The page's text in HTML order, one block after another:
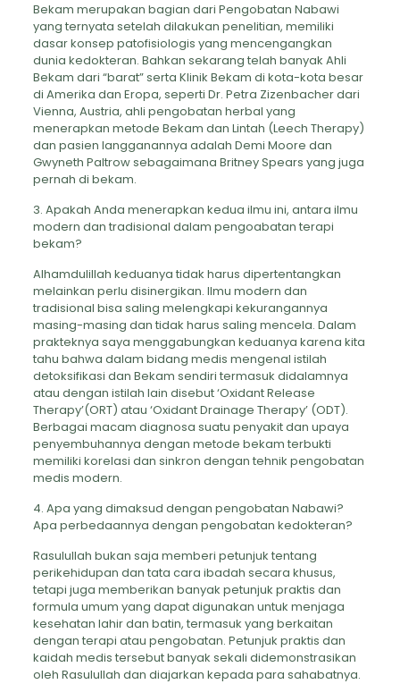
Bekam merupakan bagian dari Pengobatan Nabawi
yang ternyata setelah dilakukan penelitian, memiliki
dasar konsep patofisiologis yang mencengangkan
dunia kedokteran. Bahkan sekarang telah banyak Ahli
Bekam dari “barat” serta Klinik Bekam di kota-kota besar
di Amerika dan Eropa, seperti Dr. Petra Zizenbacher dari
Vienna, Austria, ahli pengobatan herbal yang
menerapkan metode Bekam dan Lintah (Leech Therapy)
dan pasien langganannya adalah Demi Moore dan
Gwyneth Paltrow sebagaimana Britney Spears yang juga
pernah di bekam.
3. Apakah Anda menerapkan kedua ilmu ini, antara ilmu
modern dan tradisional dalam pengoabatan terapi
bekam?
Alhamdulillah keduanya tidak harus dipertentangkan
melainkan perlu disinergikan. Ilmu modern dan
tradisional bisa saling melengkapi kekurangannya
masing-masing dan tidak harus saling mencela. Dalam
prakteknya saya menggabungkan keduanya karena kita
tahu bahwa dalam bidang medis mengenal istilah
detoksifikasi dan Bekam sendiri termasuk didalamnya
atau dengan istilah lain disebut ‘Oxidant Release
Therapy’(ORT) atau ‘Oxidant Drainage Therapy’ (ODT).
Berbagai macam diagnosa suatu penyakit dan upaya
penyembuhannya dengan metode bekam terbukti
memiliki korelasi dan sinkron dengan tehnik pengobatan
medis modern.
4. Apa yang dimaksud dengan pengobatan Nabawi?
Apa perbedaannya dengan pengobatan kedokteran?
Rasulullah bukan saja memberi petunjuk tentang
perikehidupan dan tata cara ibadah secara khusus,
tetapi juga memberikan banyak petunjuk praktis dan
formula umum yang dapat digunakan untuk menjaga
kesehatan lahir dan batin, termasuk yang berkaitan
dengan terapi atau pengobatan. Petunjuk praktis dan
kaidah medis tersebut banyak sekali didemonstrasikan
oleh Rasulullah dan diajarkan kepada para sahabatnya.